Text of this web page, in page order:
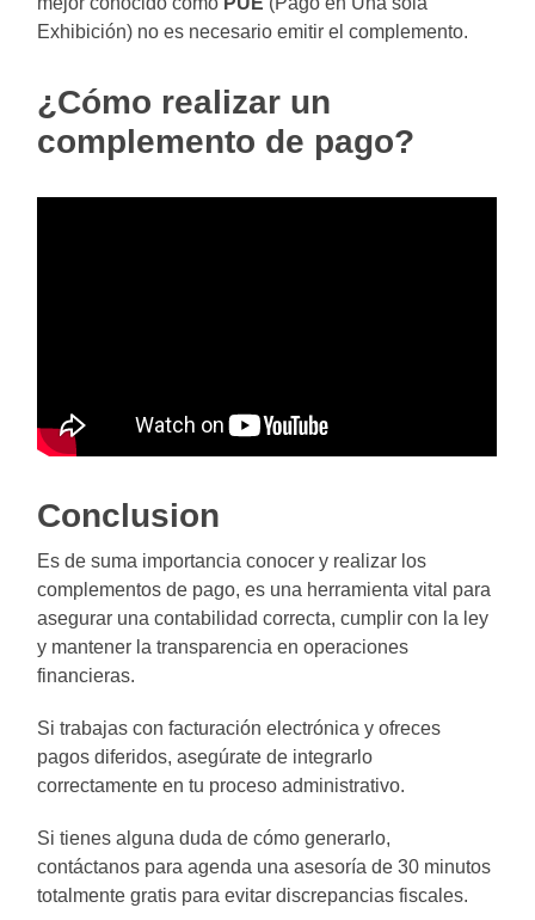
Exhibición) no es necesario emitir el complemento.
¿Cómo realizar un
complemento de pago?
Conclusion
Es de suma importancia conocer y realizar los
complementos de pago, es una herramienta vital para
asegurar una contabilidad correcta, cumplir con la ley
y mantener la transparencia en operaciones
financieras.
Si trabajas con facturación electrónica y ofreces
pagos diferidos, asegúrate de integrarlo
correctamente en tu proceso administrativo.
Si tienes alguna duda de cómo generarlo,
contáctanos para agenda una asesoría de 30 minutos
totalmente gratis para evitar discrepancias fiscales.